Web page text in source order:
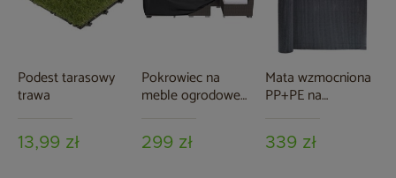
Podest tarasowy
trawa
13,99 zł
Pokrowiec na
meble ogrodowe
czarny
299 zł
Mata wzmocniona
PP+PE na
500 cm szara
339 zł